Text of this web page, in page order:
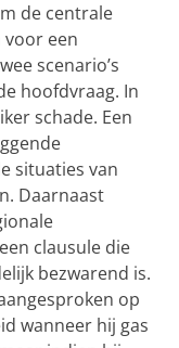
de centrale
een
scenario’s
hoofdvraag. In
schade. Een
situaties van
Daarnaast
clausule die
bezwarend is.
op
wanneer hij gas